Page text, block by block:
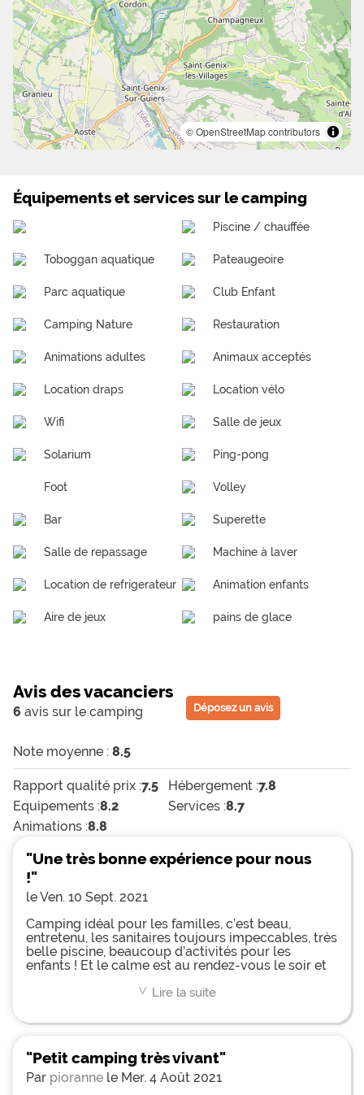
© OpenStreetMap contributors
Équipements et services sur le camping
Piscine / chauffée
Toboggan aquatique Pateaugeoire
Parc aquatique Club Enfant
Camping Nature Restauration
Animations adultes Animaux acceptés
Location draps Location vélo
Wifi Salle de jeux
Solarium Ping-pong
Foot Volley
Bar Superette
Salle de repassage Machine à laver
Location de refrigerateur Animation enfants
Aire de jeux pains de glace
Avis des vacanciers
6 avis sur le camping Déposez un avis
Note moyenne : 8.5
Rapport qualité prix :7.5 Hébergement :7.8
Equipements :8.2 Services :8.7
Animations :8.8
"Une très bonne expérience pour nous
!"
le Ven. 10 Sept. 2021
Camping idéal pour les familles, c’est beau,
entretenu, les sanitaires toujours impeccables, très
belle piscine, beaucoup d’activités pour les
enfants ! Et le calme est au rendez-vous le soir et
pour votre professionnalisme et votre sympathie !
< Lire la suite
"Petit camping très vivant"
Par pioranne le Mer. 4 Août 2021